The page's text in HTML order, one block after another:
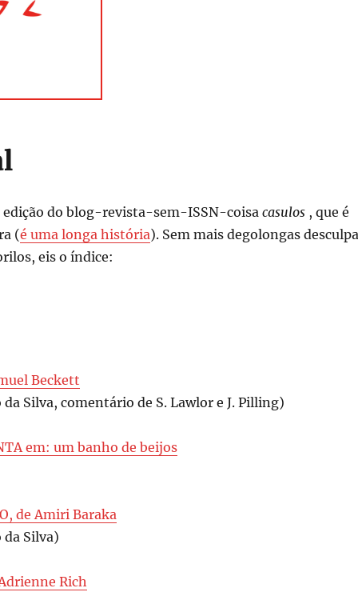
edição do blog-revista-sem-ISSN-coisa casulos , que é
(é uma longa história). Sem mais degolongas
eis o índice:
Beckett
Silva, comentário de S. Lawlor e J. Pilling)
em: um banho de beijos
de Amiri Baraka
da Silva)
Rich